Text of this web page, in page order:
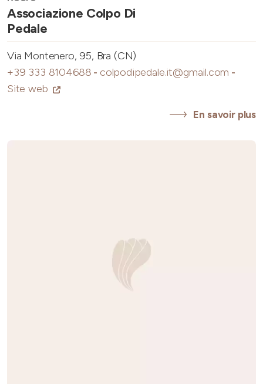
Associazione Colpo Di
Pedale
Via Montenero, 95, Bra (CN)
+39 333 8104688 - colpodipedale.it@gmail.com -
Site web
En savoir plus